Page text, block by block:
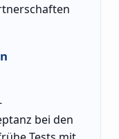
bei den